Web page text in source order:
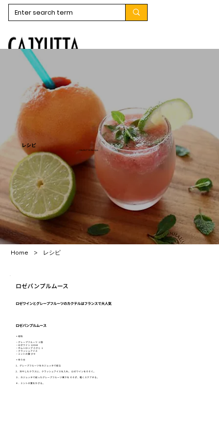
​レシピ
CAJYUTTA Recipe
Home > レシピ
ロゼパンプルムース
ロゼワインとグレープフルーツのカクテルはフランスで大人気
ロゼパンプルムース
▪️材料
・グレープフルーツ １個
・ロゼワイン 120ml
・ガムシロップ 小さじ １
・クラッシュアイス
・ミントの葉 少々
▪️作り方
1．グレープフルーツをカジュッタで絞る
2．冷やしたクラスに、クラッシュアイスを入れ、 ロゼワインをそそぐ。
３．カジュッタで絞ったグレープフルーツ果汁を そそぎ、軽くステアする。
４．ミントの葉をかざる。